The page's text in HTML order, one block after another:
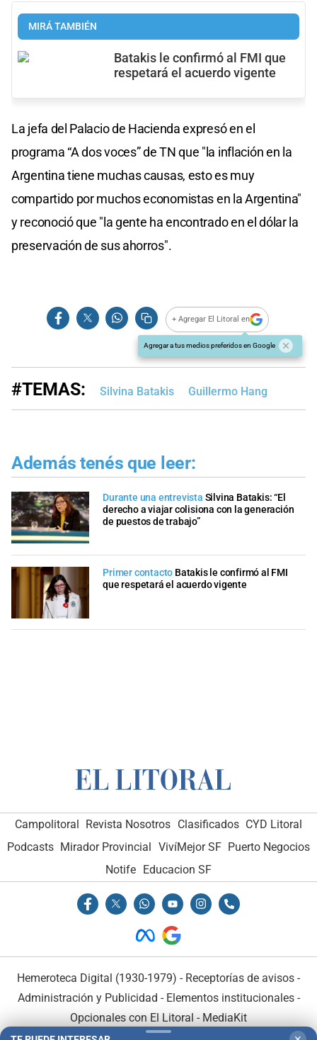
MIRÁ TAMBIÉN
Batakis le confirmó al FMI que
respetará el acuerdo vigente
La jefa del Palacio de Hacienda expresó en el
programa “A dos voces” de TN que "la inflación en la
Argentina tiene muchas causas, esto es muy
compartido por muchos economistas en la Argentina"
y reconoció que "la gente ha encontrado en el dólar la
preservación de sus ahorros".
+ Agregar El Litoral en
Agregar a tus medios preferidos en Google
#TEMAS: Silvina Batakis Guillermo Hang
Además tenés que leer:
Durante una entrevista Silvina Batakis: “El
derecho a viajar colisiona con la generación
de puestos de trabajo”
Primer contacto Batakis le confirmó al FMI
que respetará el acuerdo vigente
Campolitoral Revista Nosotros Clasificados CYD Litoral
Podcasts Mirador Provincial VivíMejor SF Puerto Negocios
Notife Educacion SF
Hemeroteca Digital (1930-1979) - Receptorías de avisos -
Administración y Publicidad - Elementos institucionales-
Opcionales con El Litoral - MediaKit